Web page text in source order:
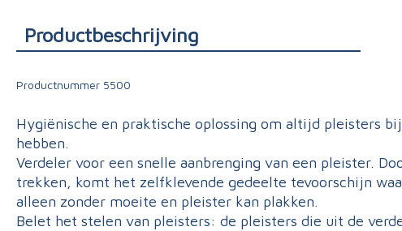
Productbeschrijving
Productnummer 5500
Hygiënische en praktische oplossing om altijd pleisters
hebben.
Verdeler voor een snelle aanbrenging van een pleister.
trekken, komt het zelfklevende gedeelte tevoorschijn
alleen zonder moeite en pleister kan plakken.
Belet het stelen van pleisters: de pleisters die uit de